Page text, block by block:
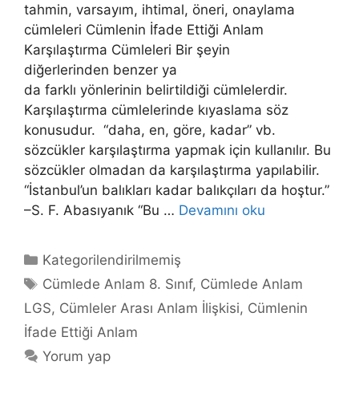
tahmin, varsayım, ihtimal, öneri, onaylama
cümleleri Cümlenin İfade Ettiği Anlam
Karşılaştırma Cümleleri Bir şeyin
diğerlerinden benzer ya
da farklı yönlerinin belirtildiği cümlelerdir.
Karşılaştırma cümlelerinde kıyaslama söz
konusudur. “daha, en, göre, kadar” vb.
sözcükler karşılaştırma yapmak için kullanılır. Bu
sözcükler olmadan da karşılaştırma yapılabilir.
“İstanbul’un balıkları kadar balıkçıları da hoştur.”
–S. F. Abasıyanık “Bu … Devamını oku
Kategoriler
Kategorilendirilmemiş
Etiketler
Cümlede Anlam 8. Sınıf, Cümlede Anlam
LGS, Cümleler Arası Anlam İlişkisi, Cümlenin
İfade Ettiği Anlam
Yorum yap